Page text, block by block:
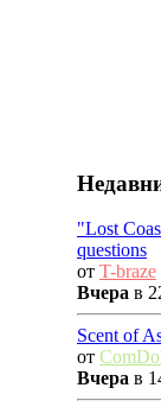
"Lost
questions
от T-braze
Вчера в
Scent of
от
Вчера в